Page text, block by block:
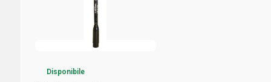
Disponibile